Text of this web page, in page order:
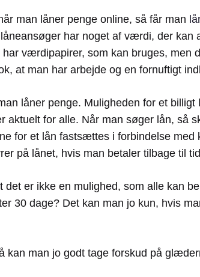
man låner penge online, så får man
har noget af værdi, der kan
værdipapirer, som kan bruges, men
at man har arbejde og en fornuftigt
låner penge. Muligheden for et
aktuelt for alle. Når man søger lån, så
for et lån fastsættes i forbindelse med
på lånet, hvis man betaler tilbage til
er ikke en mulighed, som alle kan
30 dage? Det kan man jo kun, hvis
man jo godt tage forskud på